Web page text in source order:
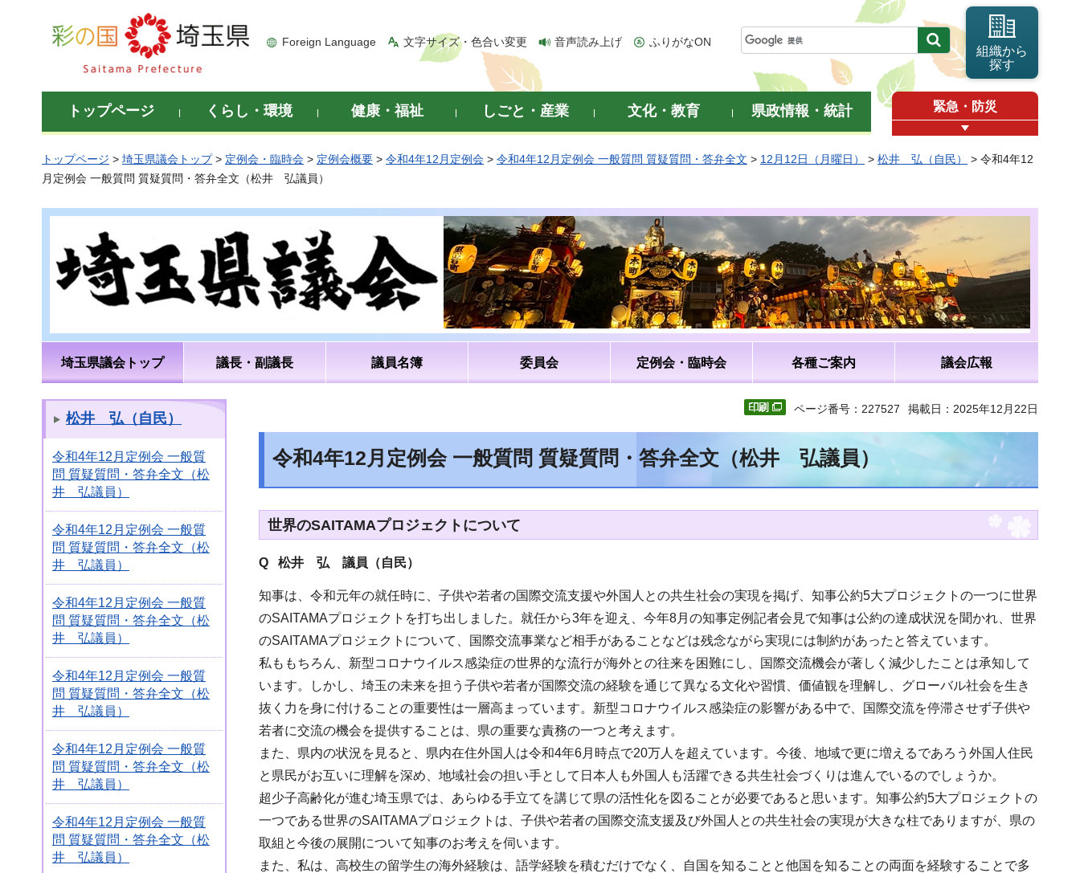
彩の国 埼玉県
Foreign Language 文字サイズ・色合い変更 音声読み上げ ふりがなON
組織から
探す
トップページ くらし・環境 健康・福祉 しごと・産業 文化・教育 県政情報・統計 緊急・防災
トップページ > 埼玉県議会トップ> 定例会・臨時会 > 定例会概要 > 令和4年12月定例会 > 令和4年12月定例会 一般質問 質疑質問・答弁全文 > 12月12日（月曜日） > 松井 弘（自民）
> 令和4年12
月定例会 一般質問 質疑質問・答弁全文（松井 弘議員）
埼玉県議会トップ 議長・副議長 議員名簿 委員会 定例会・臨時会 各種ご案内 議会広報
松井 弘（自民）
令和4年12月定例会 一般質
問 質疑質問・答弁全文（松
井 弘議員）
令和4年12月定例会 一般質
問 質疑質問・答弁全文（松
井 弘議員）
令和4年12月定例会 一般質
問 質疑質問・答弁全文（松
井 弘議員）
令和4年12月定例会 一般質
問 質疑質問・答弁全文（松
井 弘議員）
令和4年12月定例会 一般質
問 質疑質問・答弁全文（松
井 弘議員）
令和4年12月定例会 一般質
問 質疑質問・答弁全文（松
井 弘議員）
ページ番号：227527 掲載日：2025年12月22日
令和4年12月定例会 一般質問 質疑質問・答弁全文（松井 弘議員）
世界のSAITAMAプロジェクトについて
Q 松井 弘 議員（自民）
知事は、令和元年の就任時に、子供や若者の国際交流支援や外国人との共生社会の実現を掲げ、知事公約5大プロジェクトの一つに世界
のSAITAMAプロジェクトを打ち出しました。就任から3年を迎え、今年8月の知事定例記者会見で知事は公約の達成状況を聞かれ、世界
のSAITAMAプロジェクトについて、国際交流事業など相手があることなどは残念ながら実現には制約があったと答えています。
私ももちろん、新型コロナウイルス感染症の世界的な流行が海外との往来を困難にし、国際交流機会が著しく減少したことは承知して
います。しかし、埼玉の未来を担う子供や若者が国際交流の経験を通じて異なる文化や習慣、価値観を理解し、グローバル社会を生き
抜く力を身に付けることの重要性は一層高まっています。新型コロナウイルス感染症の影響がある中で、国際交流を停滞させず子供や
若者に交流の機会を提供することは、県の重要な責務の一つと考えます。
また、県内の状況を見ると、県内在住外国人は令和4年6月時点で20万人を超えています。今後、地域で更に増えるであろう外国人住民
と県民がお互いに理解を深め、地域社会の担い手として日本人も外国人も活躍できる共生社会づくりは進んでいるのでしょうか。
超少子高齢化が進む埼玉県では、あらゆる手立てを講じて県の活性化を図ることが必要であると思います。知事公約5大プロジェクトの
一つである世界のSAITAMAプロジェクトは、子供や若者の国際交流支援及び外国人との共生社会の実現が大きな柱でありますが、県の
取組と今後の展開について知事のお考えを伺います。
また、私は、高校生の留学生の海外経験は、語学経験を積むだけでなく、自国を知ることと他国を知ることの両面を経験することで多